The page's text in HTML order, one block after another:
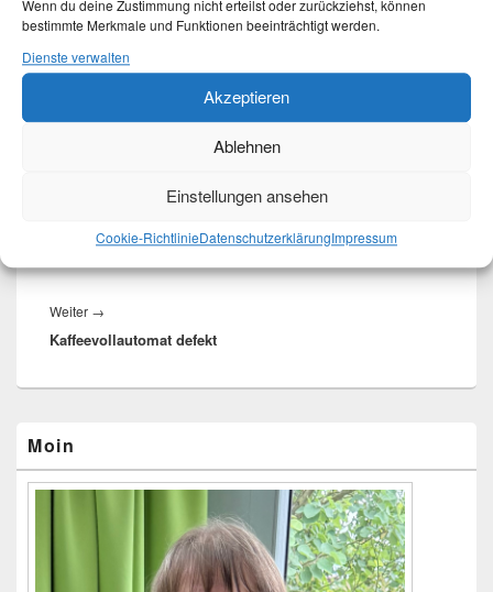
Wenn du deine Zustimmung nicht erteilst oder zurückziehst, können
bestimmte Merkmale und Funktionen beeinträchtigt werden.
Dienste verwalten
Akzeptieren
Ablehnen
Einstellungen ansehen
Cookie-RichtlinieDatenschutzerklärungImpressum
15. Dezember 2020
MartinaunterAllgemeines
mitJahresrückblick 2020,Statistik 2020verschlagwortet. Setze ein
Permalink.
Beitragsnavigation
VorherigeVorheriger
Weiter →
Beitrag:
Kaffeevollautomat defekt
Seitenleisten-
Widgetbereich
Moin